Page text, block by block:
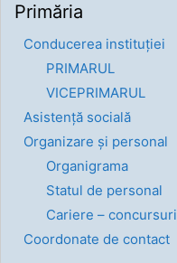
Primăria
Conducerea instituției
PRIMARUL
VICEPRIMARUL
Asistență socială
Organizare și personal
Organigrama
Statul de personal
Cariere – concursuri
Coordonate de contact